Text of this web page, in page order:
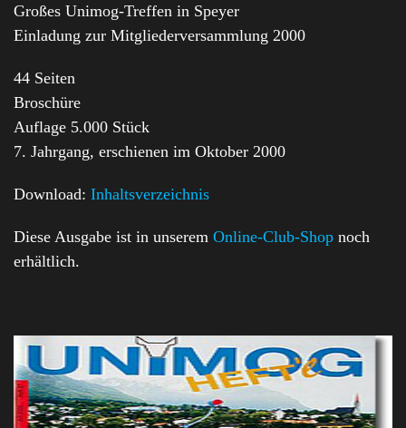
Großes Unimog-Treffen in Speyer
Einladung zur Mitgliederversammlung 2000
44 Seiten
Broschüre
Auflage 5.000 Stück
7. Jahrgang, erschienen im Oktober 2000
Download: Inhaltsverzeichnis
Diese Ausgabe ist in unserem Online-Club-Shop noch
erhältlich.